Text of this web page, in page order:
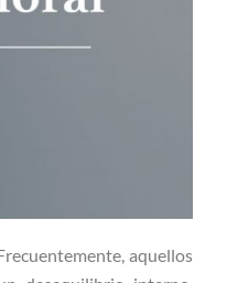
aquellos